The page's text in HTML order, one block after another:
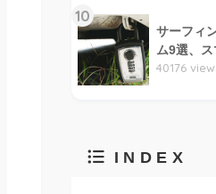
10
サーフィ
ム9選、
40176
INDEX